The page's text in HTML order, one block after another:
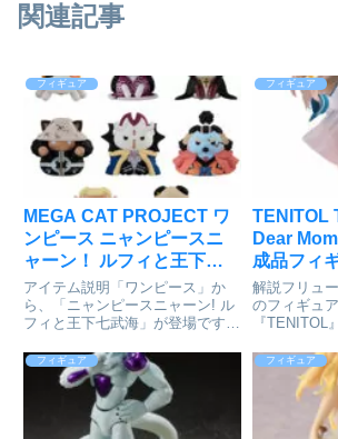
関連記事
フィギュア
MEGA CAT PROJECT ワ
ンピース ニャンピースニ
ャーン！ ルフィと王下七
武海 8個入りBOX[メガハ
ウス]が予約受付開始
アイテム説明「ワンピース」か
ら、「ニャンピースニャーン! ル
フィと王下七武海」が登場です！
ニャ…！ワンピース_MEGA CAT
PROJECT ニャンピースニャー
ン! ルフィと王下七武海（コンプ
リートBOX）©...
フィギュア
TENITOL
Dear
成品フィ
が予約受
解説フリュ
のフィギュ
『TENITOL
表情豊かな
少女「アト
必見です♪
白いワンピ
フィギュア フィギュア